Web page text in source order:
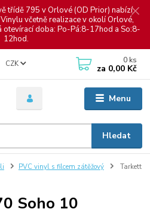
třídě 795 v Orlové (OD Prior) nabízí
včetně realizace v okolí Orlové,
otevírací doba: Po-Pá:8-17hod a So:8-
12hod.
Menu
CZK
Hledat
0 ks
za 0,00 Kč
PVC vinyl s filcem zátěžový
Tarkett
Soho 10